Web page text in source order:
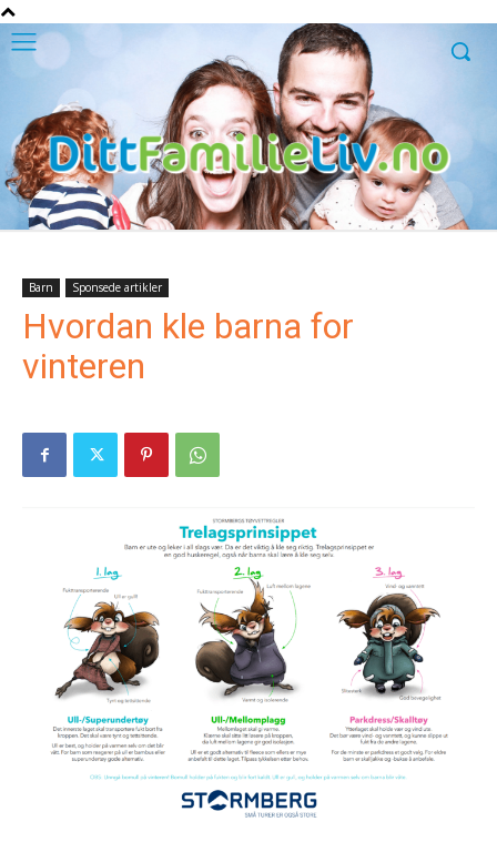
Barn Sponsede artikler
Hvordan kle barna for
vinteren